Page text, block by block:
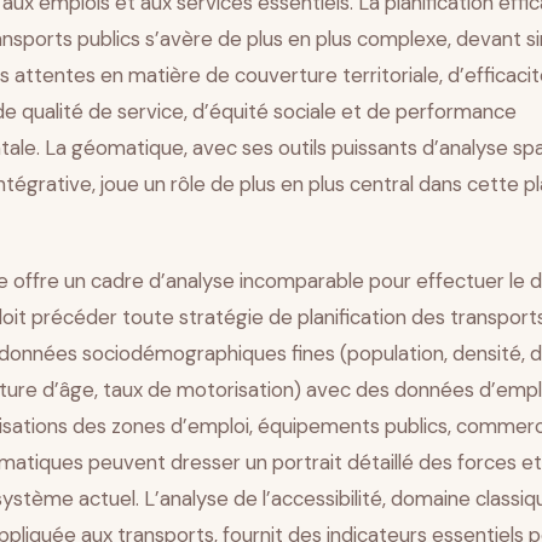
publics s’avère de plus en plus complexe, devant
attentes en matière de couverture territoriale,
qualité de service, d’équité sociale et de performance
La géomatique, avec ses outils puissants d’analyse
joue un rôle de plus en plus central dans cette
offre un cadre d’analyse incomparable pour effectuer le
précéder toute stratégie de planification des
sociodémographiques fines (population, densité,
d’âge, taux de motorisation) avec des données
des zones d’emploi, équipements publics,
peuvent dresser un portrait détaillé des forces
actuel. L’analyse de l’accessibilité, domaine
aux transports, fournit des indicateurs essentiels